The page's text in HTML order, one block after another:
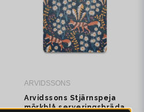
ARVIDSSONS
Arvidssons Stjärnspeja
mörkblå serveringsbräda